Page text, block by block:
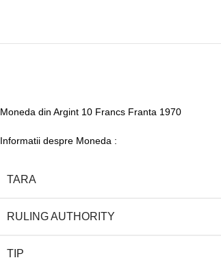
Moneda din Argint 10 Francs Franta 1970
Informatii despre Moneda :
TARA
RULING AUTHORITY
TIP